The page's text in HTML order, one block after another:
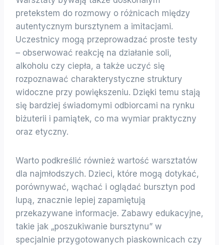
pretekstem do rozmowy o różnicach między
autentycznym bursztynem a imitacjami.
Uczestnicy mogą przeprowadzać proste testy
– obserwować reakcję na działanie soli,
alkoholu czy ciepła, a także uczyć się
rozpoznawać charakterystyczne struktury
widoczne przy powiększeniu. Dzięki temu stają
się bardziej świadomymi odbiorcami na rynku
biżuterii i pamiątek, co ma wymiar praktyczny
oraz etyczny.
Warto podkreślić również wartość warsztatów
dla najmłodszych. Dzieci, które mogą dotykać,
porównywać, wąchać i oglądać bursztyn pod
lupą, znacznie lepiej zapamiętują
przekazywane informacje. Zabawy edukacyjne,
takie jak „poszukiwanie bursztynu” w
specjalnie przygotowanych piaskownicach czy